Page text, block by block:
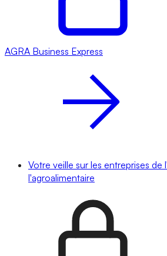
AGRA Business Express
Votre veille sur les entreprises de
l'agroalimentaire